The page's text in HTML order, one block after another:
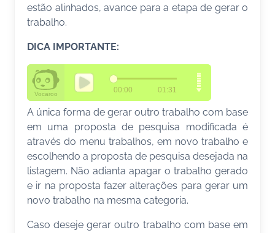
estão alinhados, avance para a etapa de gerar o
trabalho.
DICA IMPORTANTE:
A única forma de gerar outro trabalho com base
em uma proposta de pesquisa modificada é
através do menu trabalhos, em novo trabalho e
escolhendo a proposta de pesquisa desejada na
listagem. Não adianta apagar o trabalho gerado
e ir na proposta fazer alterações para gerar um
novo trabalho na mesma categoria.
Caso deseje gerar outro trabalho com base em